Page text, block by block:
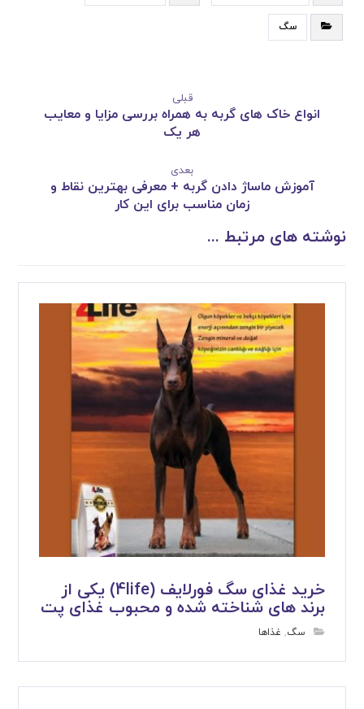
سگ
قبلی
انواع خاک های گربه به همراه بررسی مزایا و معایب
هر یک
بعدی
آموزش ماساژ دادن گربه + معرفی بهترین نقاط و
زمان مناسب برای این کار
نوشته های مرتبط ...
خرید غذای سگ فورلایف (4life) یکی از
برند های شناخته شده و محبوب غذای پت
سگ, غذاها